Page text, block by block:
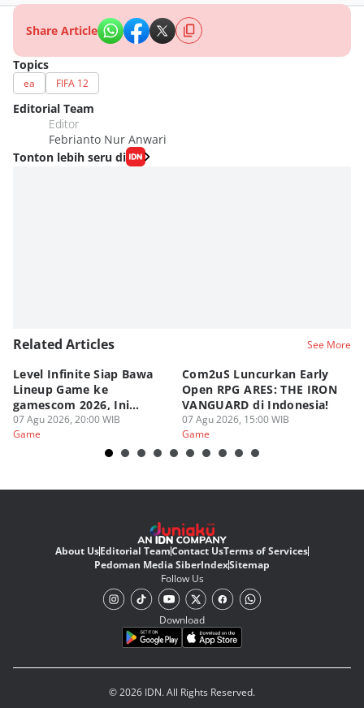
Share Article
Topics
ea FIFA 12
Editorial Team
Editor
Febrianto Nur Anwari
Tonton lebih seru di
Related Articles See More
Level Infinite Siap Bawa
Lineup Game ke
gamescom 2026, Ini
Judulnya!
07 Agu 2026, 20:00 WIB
Game
Com2uS Luncurkan Early
Open RPG ARES: THE IRON
VANGUARD di Indonesia!
07 Agu 2026, 15:00 WIB
Game
About UsEditorial TeamContact UsTerms of Services
Pedoman Media SiberIndexSitemap
Follow Us
Download
© 2026 IDN. All Rights Reserved.